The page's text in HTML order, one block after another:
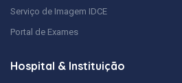
Serviço de Imagem IDCE
Portal de Exames
Hospital & Instituição